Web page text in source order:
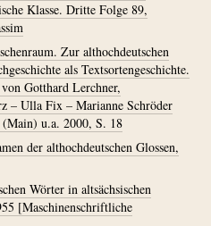
Klasse. Dritte Folge 89,
Zur althochdeutschen
als Textsortengeschichte.
Gotthard Lerchner,
– Ulla Fix – Marianne Schröder
u.a. 2000, S. 18
der althochdeutschen Glossen,
Wörter in altsächsischen
[Maschinenschriftliche